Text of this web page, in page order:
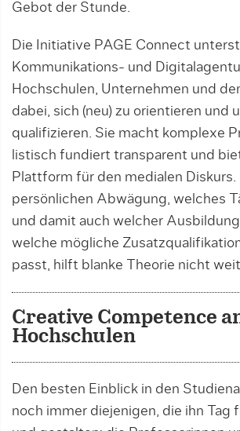
Gebot der Stunde.
Die Initiative PAGE Connect
Kommunikations- und
Hoch­schulen, Unternehmen und
da­­bei, sich (neu) zu orientieren und
qua­­li­fi­zie­ren. Sie macht komplexe
lis­tisch fundiert trans­parent und
Plattform für den medialen Diskurs.
persönlichen Abwä­gung, wel­ches
und damit auch welcher
welche mögliche
passt, hilft blanke Theo­rie nicht
Creative Competence
Hochschulen
Den besten Einblick in den
noch immer diejenigen, die ihn Tag